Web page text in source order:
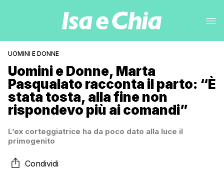
UOMINI E DONNE
Uomini e Donne, Marta
Pasqualato racconta il parto: “È
stata tosta, alla fine non
rispondevo più ai comandi”
L’ex corteggiatrice ha da poco dato alla luce il
primogenito
Condividi